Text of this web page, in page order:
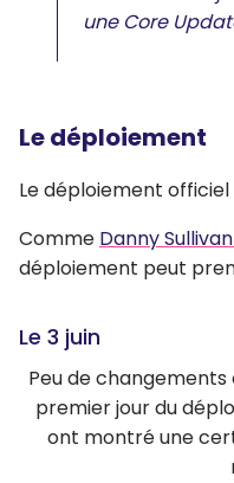
une Core
Le déploiement
Le déploiement officiel
Comme Danny
déploiement peut
Le 3 juin
Peu de
premier jour du
ont montré une